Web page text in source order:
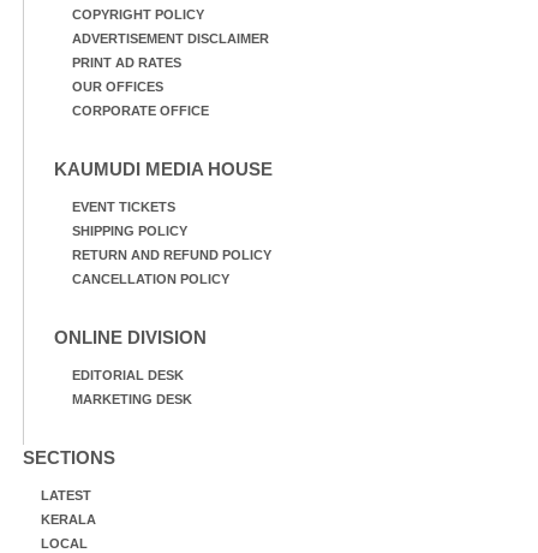
COPYRIGHT POLICY
ADVERTISEMENT DISCLAIMER
PRINT AD RATES
OUR OFFICES
CORPORATE OFFICE
KAUMUDI MEDIA HOUSE
EVENT TICKETS
SHIPPING POLICY
RETURN AND REFUND POLICY
CANCELLATION POLICY
ONLINE DIVISION
EDITORIAL DESK
MARKETING DESK
SECTIONS
LATEST
KERALA
LOCAL